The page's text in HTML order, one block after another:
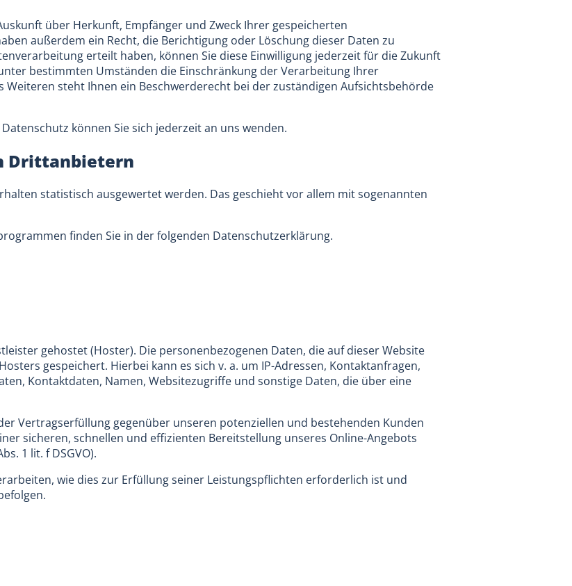
über Herkunft, Empfänger und Zweck Ihrer gespeicherten
außerdem ein Recht, die Berichtigung oder Löschung dieser Daten zu
erteilt haben, können Sie diese Einwilligung jederzeit für die Zukunft
bestimmten Umständen die Einschränkung der Verarbeitung Ihrer
Weiteren steht Ihnen ein Beschwerderecht bei der zuständigen Aufsichtsbehörde
können Sie sich jederzeit an uns wenden.
Dritt­anbietern
statistisch ausgewertet werden. Das geschieht vor allem mit sogenannten
finden Sie in der folgenden Datenschutzerklärung.
gehostet (Hoster). Die personenbezogenen Daten, die auf dieser Website
gespeichert. Hierbei kann es sich v. a. um IP-Adressen, Kontaktanfragen,
Kontaktdaten, Namen, Websitezugriffe und sonstige Daten, die über eine
Vertragserfüllung gegenüber unseren potenziellen und bestehenden Kunden
sicheren, schnellen und effizienten Bereitstellung unseres Online-Angebots
1 lit. f DSGVO).
wie dies zur Erfüllung seiner Leistungspflichten erforderlich ist und